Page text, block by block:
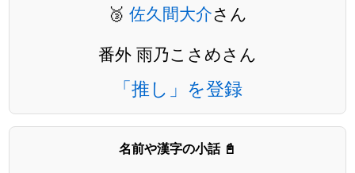
🥉 佐久間大介さん
番外 雨乃こさめさん
「推し」を登録
名前や漢字の小話 📓